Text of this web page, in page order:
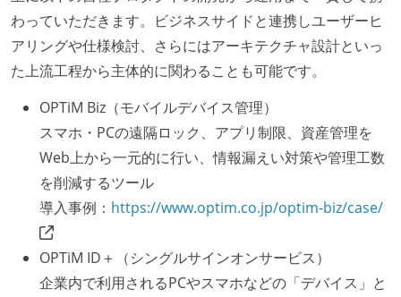
わっていただきます。ビジネスサイドと連携しユーザーヒ
アリングや仕様検討、さらにはアーキテクチャ設計といっ
た上流工程から主体的に関わることも可能です。
OPTiM Biz（モバイルデバイス管理）
スマホ・PCの遠隔ロック、アプリ制限、資産管理を
Web上から一元的に行い、情報漏えい対策や管理工数
を削減するツール
導入事例： https://www.optim.co.jp/optim-biz/case/
OPTiM ID＋（シングルサインオンサービス）
企業内で利用されるPCやスマホなどの「デバイス」と